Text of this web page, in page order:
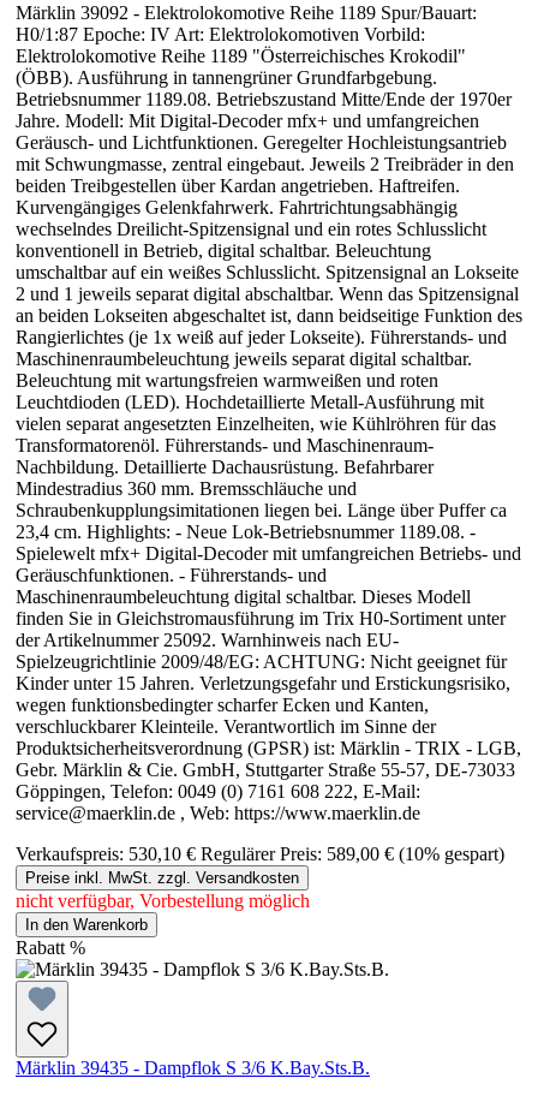
Märklin 39092 - Elektrolokomotive Reihe 1189 Spur/Bauart:
H0/1:87 Epoche: IV Art: Elektrolokomotiven Vorbild:
Elektrolokomotive Reihe 1189 "Österreichisches Krokodil"
(ÖBB). Ausführung in tannengrüner Grundfarbgebung.
Betriebsnummer 1189.08. Betriebszustand Mitte/Ende der 1970er
Jahre. Modell: Mit Digital-Decoder mfx+ und umfangreichen
Geräusch- und Lichtfunktionen. Geregelter Hochleistungsantrieb
mit Schwungmasse, zentral eingebaut. Jeweils 2 Treibräder in den
beiden Treibgestellen über Kardan angetrieben. Haftreifen.
Kurvengängiges Gelenkfahrwerk. Fahrtrichtungsabhängig
wechselndes Dreilicht-Spitzensignal und ein rotes Schlusslicht
konventionell in Betrieb, digital schaltbar. Beleuchtung
umschaltbar auf ein weißes Schlusslicht. Spitzensignal an Lokseite
2 und 1 jeweils separat digital abschaltbar. Wenn das Spitzensignal
an beiden Lokseiten abgeschaltet ist, dann beidseitige Funktion des
Rangierlichtes (je 1x weiß auf jeder Lokseite). Führerstands- und
Maschinenraumbeleuchtung jeweils separat digital schaltbar.
Beleuchtung mit wartungsfreien warmweißen und roten
Leuchtdioden (LED). Hochdetaillierte Metall-Ausführung mit
vielen separat angesetzten Einzelheiten, wie Kühlröhren für das
Transformatorenöl. Führerstands- und Maschinenraum-
Nachbildung. Detaillierte Dachausrüstung. Befahrbarer
Mindestradius 360 mm. Bremsschläuche und
Schraubenkupplungsimitationen liegen bei. Länge über Puffer ca
23,4 cm. Highlights: - Neue Lok-Betriebsnummer 1189.08. -
Spielewelt mfx+ Digital-Decoder mit umfangreichen Betriebs- und
Geräuschfunktionen. - Führerstands- und
Maschinenraumbeleuchtung digital schaltbar. Dieses Modell
finden Sie in Gleichstromausführung im Trix H0-Sortiment unter
der Artikelnummer 25092. Warnhinweis nach EU-
Spielzeugrichtlinie 2009/48/EG: ACHTUNG: Nicht geeignet für
Kinder unter 15 Jahren. Verletzungsgefahr und Erstickungsrisiko,
wegen funktionsbedingter scharfer Ecken und Kanten,
verschluckbarer Kleinteile. Verantwortlich im Sinne der
Produktsicherheitsverordnung (GPSR) ist: Märklin - TRIX - LGB,
Gebr. Märklin & Cie. GmbH, Stuttgarter Straße 55-57, DE-73033
Göppingen, Telefon: 0049 (0) 7161 608 222, E-Mail:
service@maerklin.de , Web: https://www.maerklin.de
Verkaufspreis: 530,10 € Regulärer Preis: 589,00 € (10% gespart)
Preise inkl. MwSt. zzgl. Versandkosten
nicht verfügbar, Vorbestellung möglich
In den Warenkorb
Rabatt %
Märklin 39435 - Dampflok S 3/6 K.Bay.Sts.B.